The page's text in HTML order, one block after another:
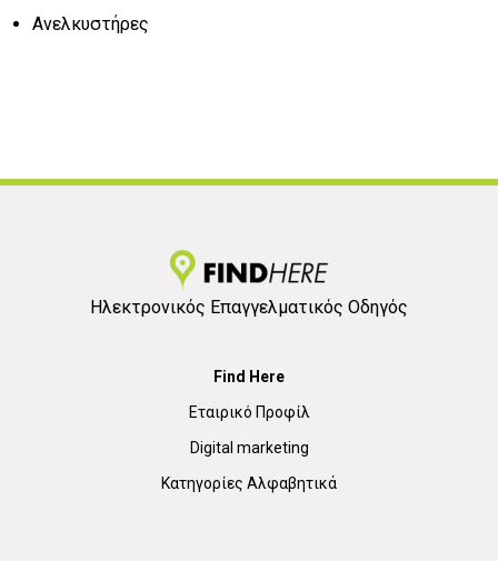
Ανελκυστήρες
Ηλεκτρονικός Επαγγελματικός Οδηγός
Find Here
Εταιρικό Προφίλ
Digital marketing
Κατηγορίες Αλφαβητικά